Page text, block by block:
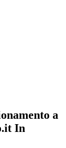
a
In